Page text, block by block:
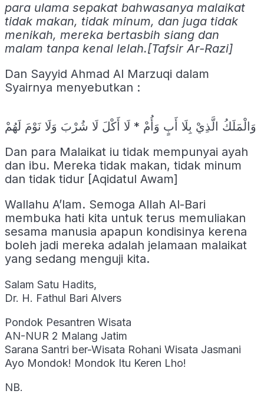
para ulama sepakat bahwasanya malaikat
tidak makan, tidak minum, dan juga tidak
menikah, mereka bertasbih siang dan
malam tanpa kenal lelah.[Tafsir Ar-Razi]
Dan Sayyid Ahmad Al Marzuqi dalam
Syairnya menyebutkan :
وَالْمَلَكُ الَّذِيْ بِلَا أَبٍ وَأُمْ * لَا أَكْلَ لَا شُرْبَ وَلَا نَوْمَ لَهُمْ
Dan para Malaikat iu tidak mempunyai ayah
dan ibu. Mereka tidak makan, tidak minum
dan tidak tidur [Aqidatul Awam]
Wallahu A’lam. Semoga Allah Al-Bari
membuka hati kita untuk terus memuliakan
sesama manusia apapun kondisinya kerena
boleh jadi mereka adalah jelamaan malaikat
yang sedang menguji kita.
Salam Satu Hadits,
Dr. H. Fathul Bari Alvers
Pondok Pesantren Wisata
AN-NUR 2 Malang Jatim
Sarana Santri ber-Wisata Rohani Wisata Jasmani
Ayo Mondok! Mondok Itu Keren Lho!
NB.